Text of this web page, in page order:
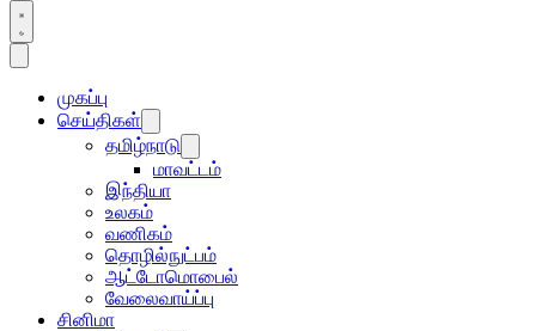
முகப்பு
செய்திகள்
தமிழ்நாடு
மாவட்டம்
இந்தியா
உலகம்
வணிகம்
தொழில்நுட்பம்
ஆட்டோமொபைல்
வேலைவாய்ப்பு
சினிமா